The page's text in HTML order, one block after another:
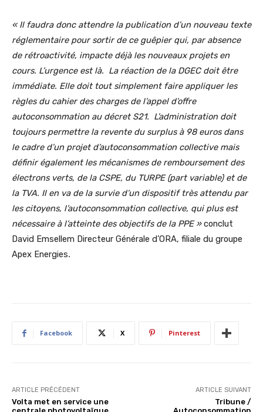
« Il faudra donc attendre la publication d’un nouveau texte
réglementaire pour sortir de ce guêpier qui, par absence
de rétroactivité, impacte déjà les nouveaux projets en
cours. L’urgence est là. La réaction de la DGEC doit être
immédiate. Elle doit tout simplement faire appliquer les
règles du cahier des charges de l’appel d’offre
autoconsommation au décret S21. L’administration doit
toujours permettre la revente du surplus à 98 euros dans
le cadre d’un projet d’autoconsommation collective mais
définir également les mécanismes de remboursement des
électrons verts, de la CSPE, du TURPE (part variable) et de
la TVA. Il en va de la survie d’un dispositif très attendu par
les citoyens, l’autoconsommation collective, qui plus est
nécessaire à l’atteinte des objectifs de la PPE » conclut
David Emsellem Directeur Générale d’ORA, filiale du groupe
Apex Energies.
Facebook X Pinterest
ARTICLE PRÉCÉDENT
Volta met en service une
ARTICLE SUIVANT
Tribune /